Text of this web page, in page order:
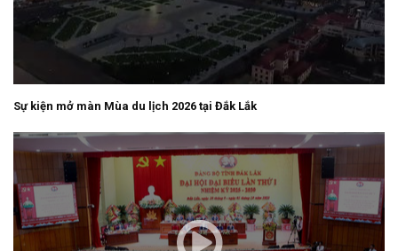
Sự kiện mở màn Mùa du lịch 2026 tại Đắk Lắk